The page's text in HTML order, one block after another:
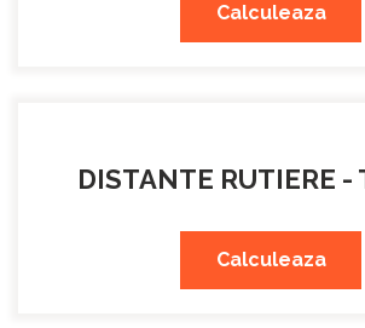
Calculeaza
DISTANTE RUTIERE -
Calculeaza